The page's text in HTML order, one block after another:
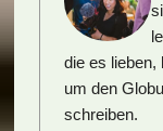
die es lieben,
um den
schreiben.